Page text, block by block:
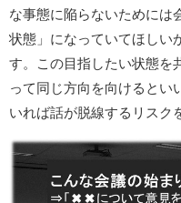
な事態に陥らないためには
状態」になっていてほしい
す。この目指したい状態を
って同じ方向を向けるとい
いれば話が脱線するリスク